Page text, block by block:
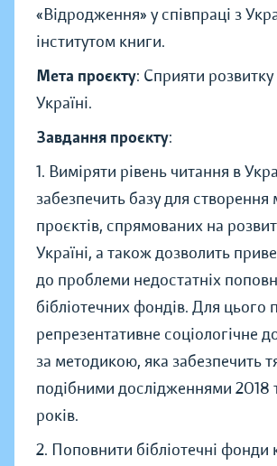
«Відродження» у співпраці з
інститутом книги.
Мета проєкту: Сприяти
Україні.
Завдання проєкту:
1. Виміряти рівень читання в
забезпечить базу для створення
проєктів, спрямованих на
Україні, а також дозволить
до проблеми недостатніх
бібліотечних фондів. Для цього
репрезентативне соціологічне
за методикою, яка забезпечить
подібними дослідженнями 2018
років.
2. Поповнити бібліотечні